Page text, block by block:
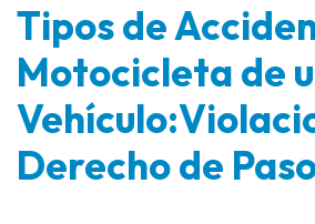
Tipos de
Motocicleta de
Derecho de